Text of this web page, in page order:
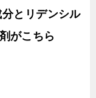
とリデンシル
がこちら